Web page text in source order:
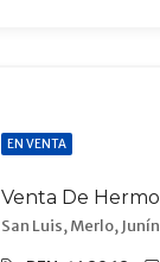
EN VENTA
San Luis, Merlo, Junín